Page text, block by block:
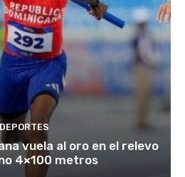
DEPORTES
vuela al oro en el relevo
4×100 metros